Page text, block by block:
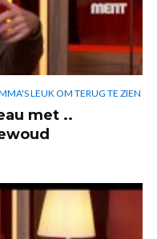
LEUK OM TERUG TE ZIEN
met ..